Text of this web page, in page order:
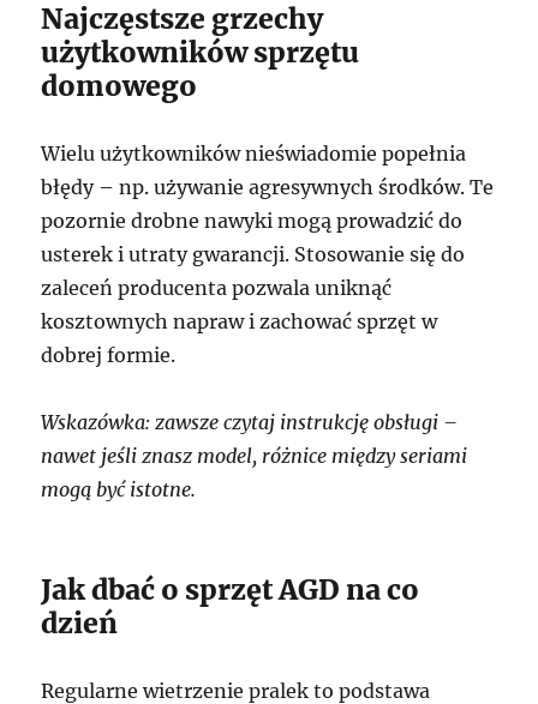
Najczęstsze grzechy
użytkowników sprzętu
domowego
Wielu użytkowników nieświadomie popełnia
błędy – np. używanie agresywnych środków. Te
pozornie drobne nawyki mogą prowadzić do
usterek i utraty gwarancji. Stosowanie się do
zaleceń producenta pozwala uniknąć
kosztownych napraw i zachować sprzęt w
dobrej formie.
Wskazówka: zawsze czytaj instrukcję obsługi –
nawet jeśli znasz model, różnice między seriami
mogą być istotne.
Jak dbać o sprzęt AGD na co
dzień
Regularne wietrzenie pralek to podstawa